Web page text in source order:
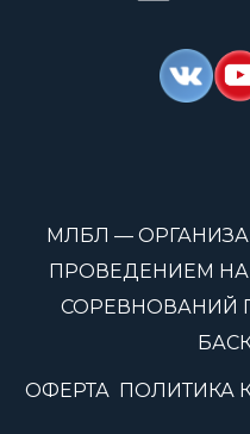
МЛБЛ —
ПРОВЕДЕНИЕМ НА
СОРЕВНОВАНИЙ
ОФЕРТА ПОЛИТИКА